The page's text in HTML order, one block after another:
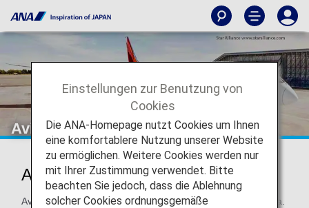
Avianca
Avianca (AV)
Avianca is a major Latin American airline based in Colombia.
Einstellungen zur Benutzung von
Cookies
Die ANA-Homepage nutzt Cookies um Ihnen
eine komfortablere Nutzung unserer Website
zu ermöglichen. Weitere Cookies werden nur
mit Ihrer Zustimmung verwendet. Bitte
beachten Sie jedoch, dass die Ablehnung
solcher Cookies ordnungsgemäße